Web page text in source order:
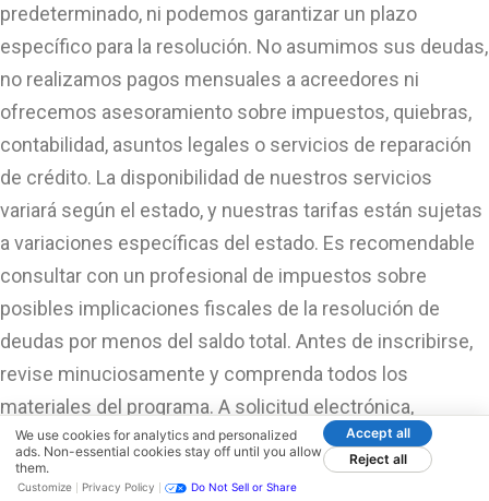
predeterminado, ni podemos garantizar un plazo
específico para la resolución. No asumimos sus deudas,
no realizamos pagos mensuales a acreedores ni
ofrecemos asesoramiento sobre impuestos, quiebras,
contabilidad, asuntos legales o servicios de reparación
de crédito. La disponibilidad de nuestros servicios
variará según el estado, y nuestras tarifas están sujetas
a variaciones específicas del estado. Es recomendable
consultar con un profesional de impuestos sobre
posibles implicaciones fiscales de la resolución de
deudas por menos del saldo total. Antes de inscribirse,
revise minuciosamente y comprenda todos los
materiales del programa. A solicitud electrónica,
telefónica o escrita, la empresa pondrá a disposición del
consumidor una copia en papel o copias del acuerdo. El
We use cookies for analytics and personalized
ads. Non-essential cookies stay off until you allow
them.
Accept all
Reject all
Customize Privacy Policy Do Not Sell or Share